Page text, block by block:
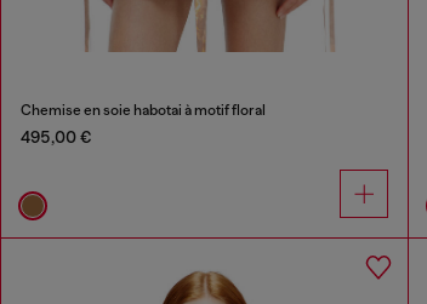
Chemise en soie habotai à motif floral
495,00 €